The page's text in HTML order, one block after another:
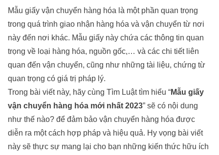
Mẫu giấy vận chuyển hàng hóa là một phần quan trọng
trong quá trình giao nhận hàng hóa và vận chuyển từ nơi
này đến nơi khác. Mẫu giấy này chứa các thông tin quan
trọng về loại hàng hóa, nguồn gốc,… và các chi tiết liên
quan đến vận chuyển, cũng như những tài liệu, chứng từ
quan trọng có giá trị pháp lý.
Trong bài viết này, hãy cùng Tìm Luậttìm hiểu “Mẫu giấy
vận chuyển hàng hóa mới nhất 2023” sẽ có nội dung
như thế nào? để đảm bảo vận chuyển hàng hóa được
diễn ra một cách hợp pháp và hiệu quả. Hy vọng bài viết
này sẽ thực sự mang lại cho bạn những kiến thức hữu ích